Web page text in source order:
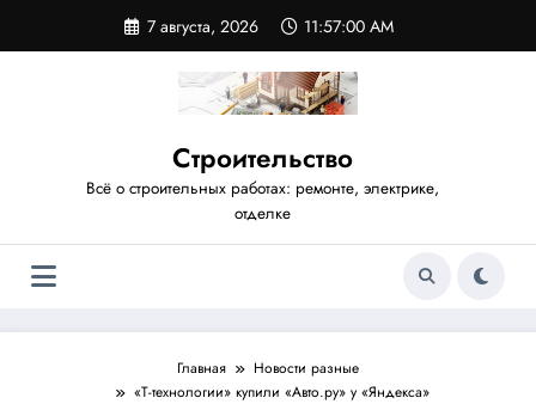
содержимому
7 августа, 2026 11:57:01 AM
Строительство
Всё о строительных работах: ремонте, электрике,
отделке
Главная
Новости разные
«Т-технологии» купили «Авто.ру» у «Яндекса»